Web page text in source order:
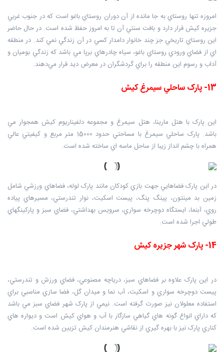
امروزه تنها روستاي به جا مانده از آن دوران روستاي باغو است که در جنوب غربي
جزيره کيش قرار دارد و بافت سنتي آن تا به امروز حفظ شده است. در حال حاضر
اين روستاي تاريخي جز چند خانوار دامدار کسي در آن زندگي نمي کند. در منطقه
اي از فضاي ورودي روستاي باغو، سياه چادرهاي برپا مي باشد که زندگي بوميان و
آداب و رسوم اين منطقه را براي گردشگران در معرض ديد قرار مي‌دهند.
13- پارک ساحلي سيمرغ کيش
اين پارک با هتل مارينا، هتل سيمرغ و مجموعه دلفيناريوم کيش همجوار مي
باشد. پارک ساحلي سيمرغ با مساحتي حدود 15000 متر مربع و کيفيتي عالي
همراه با چشم انداز زيبا از ساحل ماسه اي ساخته شده است.
در اين پارک فضاهايي جهت بازي کودکان مانند پارک لوله، فضاهاي ورزشي شامل
زمين بد مينتون، پينگ پنگ، پيست اسکيت، نوار تندرستي، مسيرهاي پياده
روي، آبنما، ايستگاه دوچرخه سواري، سرويس بهداشتي، فضاي سبز و پارکينگهاي
طولي اجرا شده است.
14- پارک شهر جزيره کيش
در اين پارک علاوه بر فضاهاي سبز، درياچه مصنوعي، فضاي ورزش و تندرستي،
پيست دوچرخه سواري و اسکيت، آب نما و ميدان گل، فضا سازي مناسبي براي
استفاده معلولان نيز صورت گرفته است. نيمي از پارک شهر فضاي سبز مي باشد
که داراي انواع گونه هاي گياهي سازگار با آب و هواي کيش است و ديواره هاي
کناري پارک نيز با بهره گيري از نقاشي هنرمندان کيش تزيين شده است.